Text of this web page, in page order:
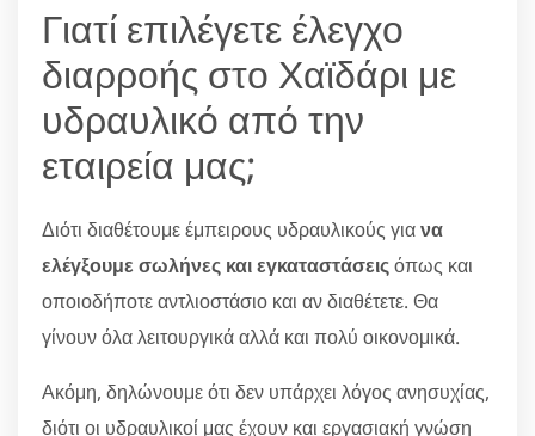
Γιατί επιλέγετε έλεγχο
διαρροής στο Χαϊδάρι με
υδραυλικό από την
εταιρεία μας;
Διότι διαθέτουμε έμπειρους υδραυλικούς γιανα
ελέγξουμε σωλήνες και εγκαταστάσειςόπως και
οποιοδήποτε αντλιοστάσιο και αν διαθέτετε. Θα
γίνουν όλα λειτουργικά αλλά και πολύ οικονομικά.
Ακόμη, δηλώνουμε ότι δεν υπάρχει λόγος ανησυχίας,
διότι οι υδραυλικοί μας έχουν και εργασιακή γνώση